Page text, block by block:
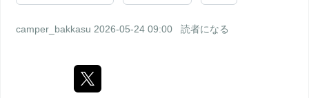
camper_bakkasu 2026-05-24 09:00 読者になる